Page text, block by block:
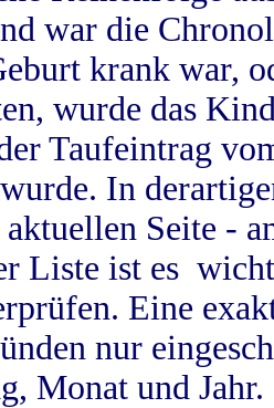
war die
krank war,
wurde das
Taufeintrag
In
Seite -
Liste ist es
Eine
nur
Monat und Jahr.